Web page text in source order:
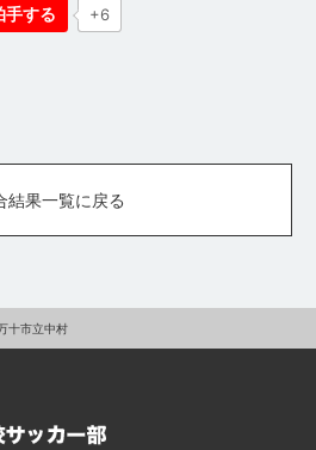
手する +6
結果一覧に戻る
十市立中村